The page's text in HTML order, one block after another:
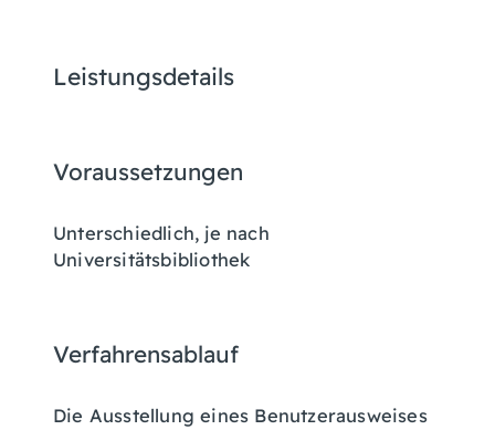
Leistungsdetails
Voraussetzungen
Unterschiedlich, je nach
Universitätsbibliothek
Verfahrensablauf
Die Ausstellung eines Benutzerausweises